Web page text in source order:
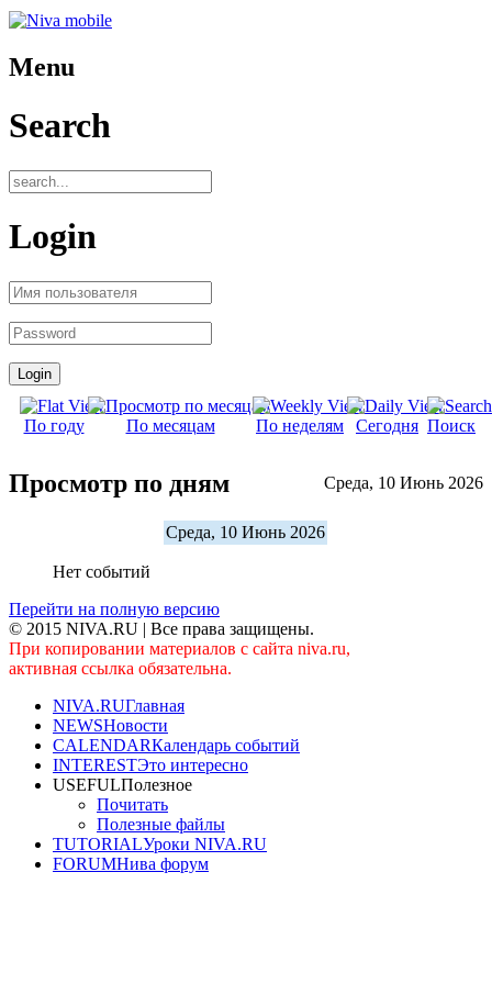
Menu
Search
Login
По году По месяцам По неделям Сегодня Поиск
Просмотр по дням Среда, 10 Июнь 2026
Среда, 10 Июнь 2026
Нет событий
Перейти на полную версию
© 2015 NIVA.RU | Все права защищены.
При копировании материалов с сайта niva.ru,
активная ссылка обязательна.
NIVA.RUГлавная
NEWSНовости
CALENDARКалендарь событий
INTERESTЭто интересно
USEFULПолезное
Почитать
Полезные файлы
TUTORIALУроки NIVA.RU
FORUMНива форум